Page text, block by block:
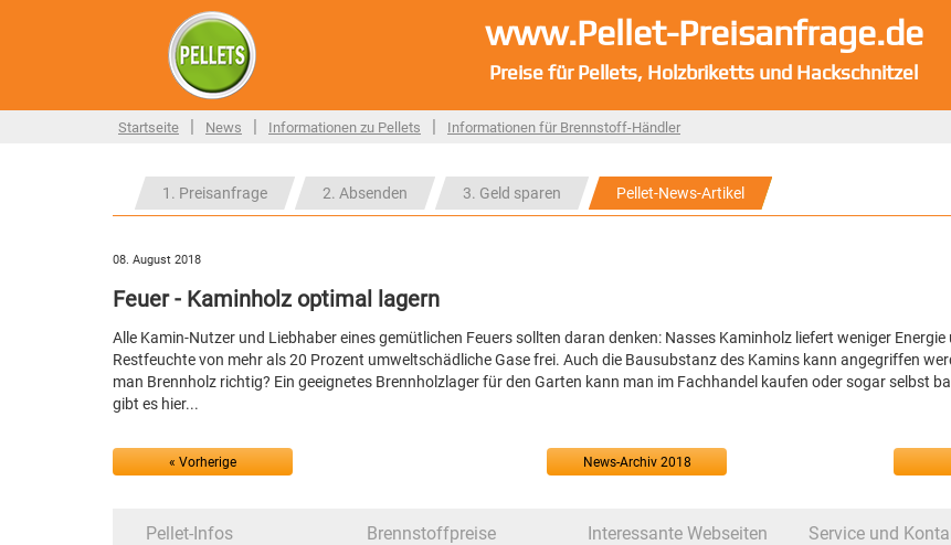
www.Pellet-Preisanfrage.de
Preise für Pellets, Holzbriketts und Hackschnitzel
Startseite | News | Informationen zu Pellets | Informationen für Brennstoff-Händler
1. Preisanfrage 2. Absenden 3. Geld sparen Pellet-News-Artikel
08. August 2018
Feuer - Kaminholz optimal lagern
Alle Kamin-Nutzer und Liebhaber eines gemütlichen Feuers sollten daran denken: Nasses Kaminholz liefert weniger Energie
Restfeuchte von mehr als 20 Prozent umweltschädliche Gase frei. Auch die Bausubstanz des Kamins kann angegriffen
man Brennholz richtig? Ein geeignetes Brennholzlager für den Garten kann man im Fachhandel kaufen oder sogar selbst
gibt es hier...
« Vorherige News-Archiv 2018
Pellet-Infos Brennstoffpreise Interessante Webseiten Service und